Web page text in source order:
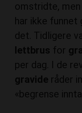
omstridte,
har ikke funnet
det. Tidligere
lettbrus for
per dag. I de
gravide råder
«begrense